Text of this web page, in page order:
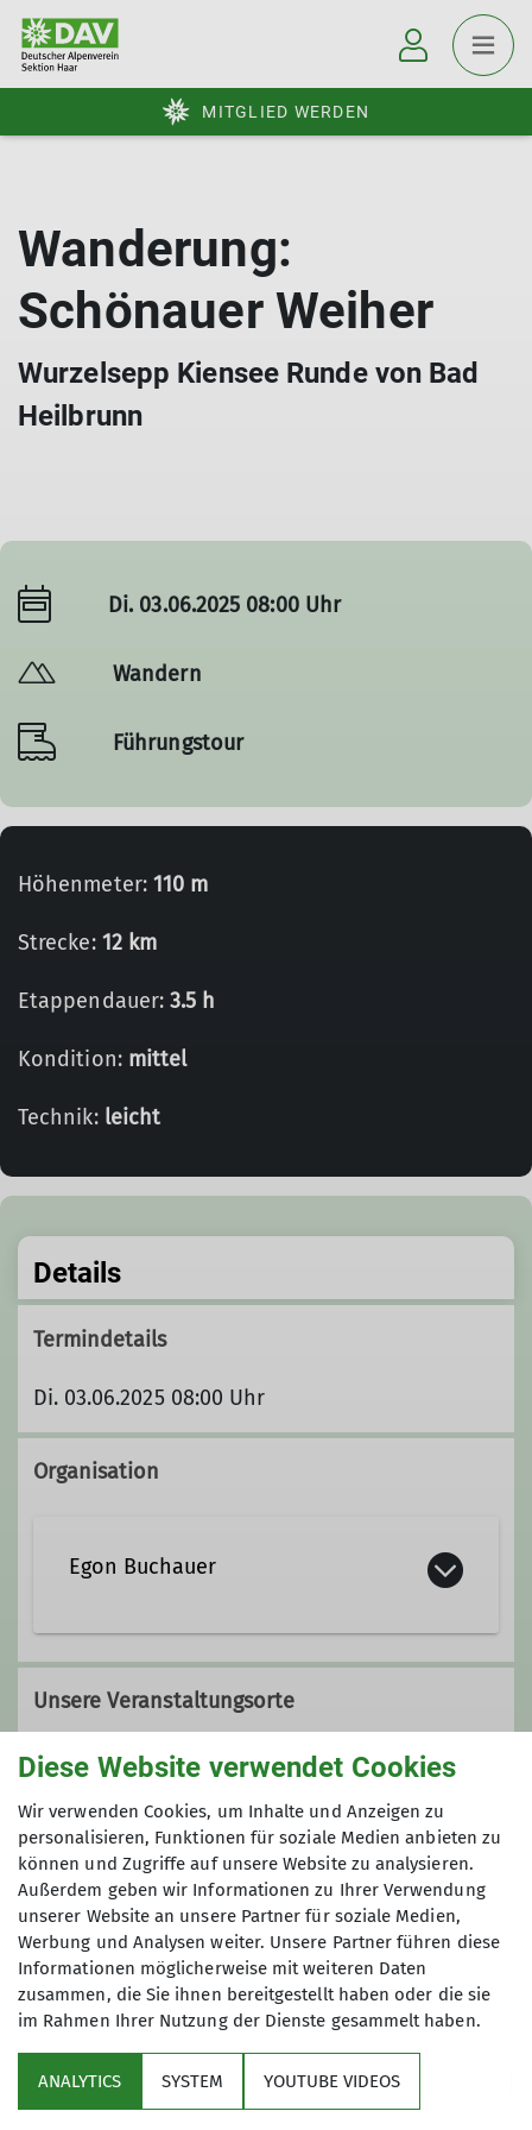
MITGLIED WERDEN
Wanderung:
Schönauer Weiher
Wurzelsepp Kiensee Runde von Bad
Heilbrunn
Di. 03.06.2025 08:00 Uhr
Wandern
Führungstour
Höhenmeter: 110 m
Strecke: 12 km
Etappendauer:3.5 h
Kondition: mittel
Technik: leicht
Details
Termindetails
Di. 03.06.2025 08:00 Uhr
Organisation
Egon Buchauer
Egon.Buchauer@dav-haar.de
Ämter
Vorstandsbeirat Tourenleiter*in
Unsere Veranstaltungsorte
Defreggerstraße 24
85540 Haar
Preis
6 €
Diese Website verwendet Cookies
Wir verwenden Cookies, um Inhalte und Anzeigen zu
personalisieren, Funktionen für soziale Medien anbieten zu
können und Zugriffe auf unsere Website zu analysieren.
Außerdem geben wir Informationen zu Ihrer Verwendung
unserer Website an unsere Partner für soziale Medien,
Werbung und Analysen weiter. Unsere Partner führen diese
Informationen möglicherweise mit weiteren Daten
zusammen, die Sie ihnen bereitgestellt haben oder die sie
im Rahmen Ihrer Nutzung der Dienste gesammelt haben.
ANALYTICS SYSTEM YOUTUBE VIDEOS